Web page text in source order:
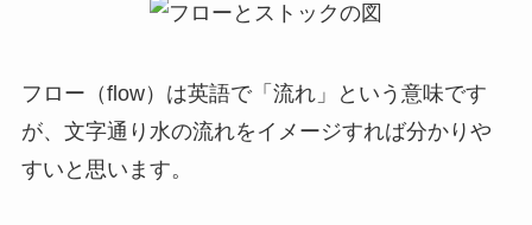
フロー（flow）は英語で「流れ」という意味です
が、文字通り水の流れをイメージすれば分かりや
すいと思います。